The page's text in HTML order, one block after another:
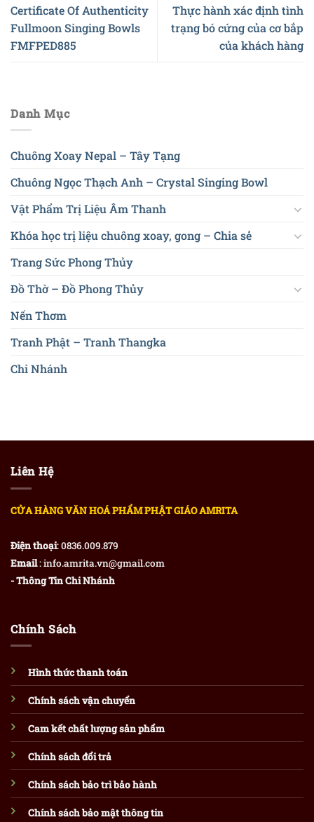
Certificate Of Authenticity
Fullmoon Singing Bowls
FMFPED885
Thực hành xác định tình
trạng bó cứng của cơ bắp
của khách hàng
Danh Mục
Chuông Xoay Nepal – Tây Tạng
Chuông Ngọc Thạch Anh – Crystal Singing Bowl
Vật Phẩm Trị Liệu Âm Thanh
Khóa học trị liệu chuông xoay, gong – Chia sẻ
Trang Sức Phong Thủy
Đồ Thờ – Đồ Phong Thủy
Nến Thơm
Tranh Phật – Tranh Thangka
Chi Nhánh
Liên Hệ
CỬA HÀNG VĂN HOÁ PHẨM PHẬT GIÁO AMRITA
Điện thoại: 0836.009.879
Email: info.amrita.vn@gmail.com
- Thông Tin Chi Nhánh
Chính Sách
Hình thức thanh toán
Chính sách vận chuyển
Cam kết chất lượng sản phẩm
Chính sách đổi trả
Chính sách bảo trì bảo hành
Chính sách bảo mật thông tin